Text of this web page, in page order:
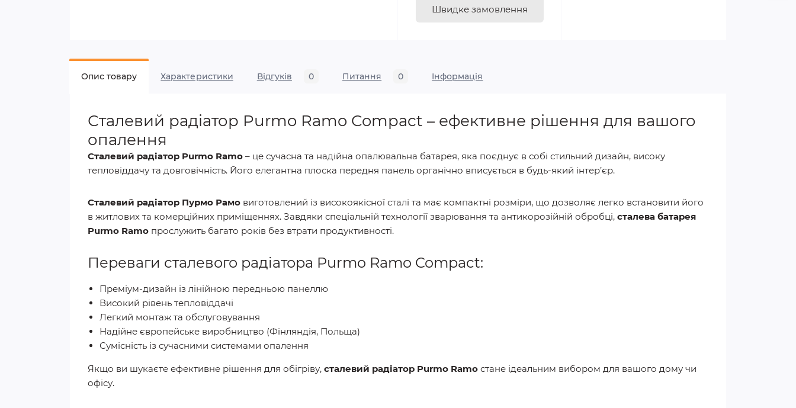
Швидке замовлення
Опис товару Характеристики Відгуків 0 Питання 0 Iнформація
Сталевий радіатор Purmo Ramo Compact – ефективне рішення для вашого
опалення
Сталевий радіатор Purmo Ramo – це сучасна та надійна опалювальна батарея, яка поєднує в собі стильний дизайн, високу
тепловіддачу та довговічність. Його елегантна плоска передня панель органічно вписується в будь-який інтер’єр.
Сталевий радіатор Пурмо Рамо виготовлений із високоякісної сталі та має компактні розміри, що дозволяє легко встановити його
в житлових та комерційних приміщеннях. Завдяки спеціальній технології зварювання та антикорозійній обробці, сталева батарея
Purmo Ramo прослужить багато років без втрати продуктивності.
Переваги сталевого радіатора Purmo Ramo Compact:
Преміум-дизайн із лінійною передньою панеллю
Високий рівень тепловіддачі
Легкий монтаж та обслуговування
Надійне європейське виробництво (Фінляндія, Польща)
Сумісність із сучасними системами опалення
Якщо ви шукаєте ефективне рішення для обігріву, сталевий радіатор Purmo Ramo стане ідеальним вибором для вашого дому чи
офісу.